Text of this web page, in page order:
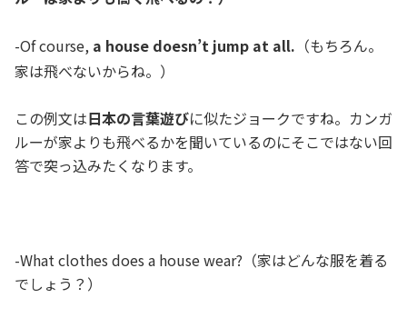
-Of course, a house doesn’t jump at all. （もちろん。
家は飛べないからね。）
この例文は日本の言葉遊びに似たジョークですね。カンガ
ルーが家よりも飛べるかを聞いているのにそこではない回
答で突っ込みたくなります。
-What clothes does a house wear?（家はどんな服を着る
でしょう？）